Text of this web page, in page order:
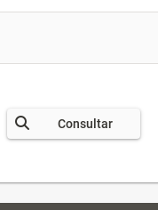
Consultar